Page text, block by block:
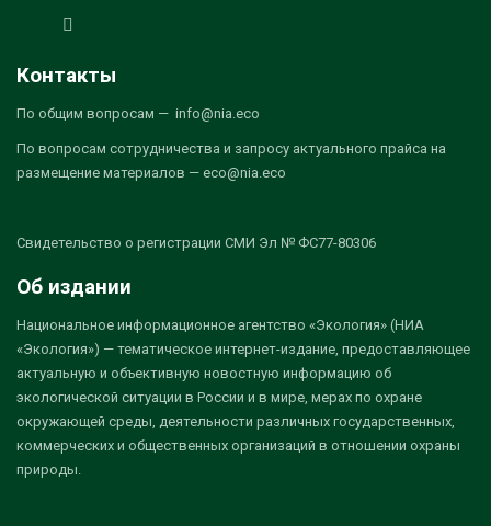
Контакты
По общим вопросам — info@nia.eco
По вопросам сотрудничества и запросу актуального прайса на
размещение материалов — eco@nia.eco
Свидетельство о регистрации СМИ Эл № ФС77-80306
Об издании
Национальное информационное агентство «Экология» (НИА
«Экология») — тематическое интернет-издание, предоставляющее
актуальную и объективную новостную информацию об
экологической ситуации в России и в мире, мерах по охране
окружающей среды, деятельности различных государственных,
коммерческих и общественных организаций в отношении охраны
природы.